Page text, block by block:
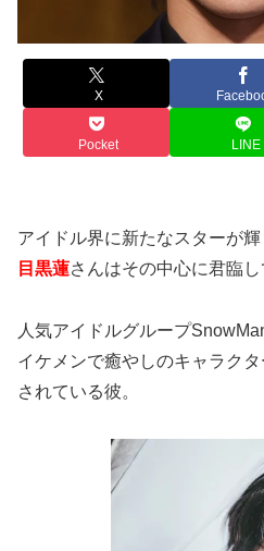
X
Pocket LINE
アイドル界に新たなスターが輝
目黒蓮さんはその中心に君臨し
人気アイドルグループ
イケメンで癒やしのキャラク
されている彼。